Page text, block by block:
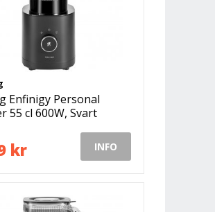
Enfinigy Personal
55 cl 600W, Svart
kr INFO